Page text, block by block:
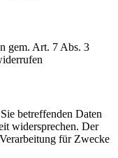
gem. Art. 7 Abs. 3
betreffenden Daten
widersprechen. Der
für Zwecke